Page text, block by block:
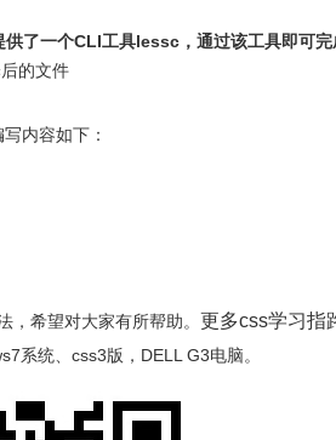
了一个CLI工具lessc，通过该工具即可完
的文件
内容如下：
，希望对大家有所帮助。 更多css学习指
系统、css3版，DELL G3电脑。